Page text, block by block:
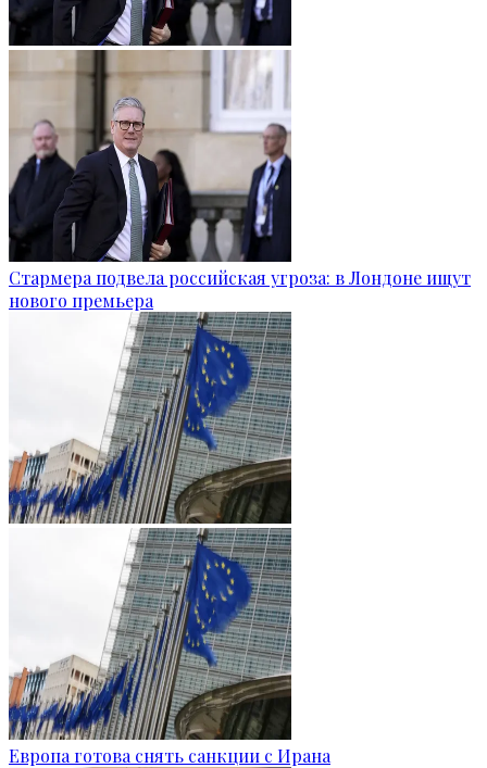
Стармера подвела российская угроза: в Лондоне ищут
нового премьера
Европа готова снять санкции с Ирана